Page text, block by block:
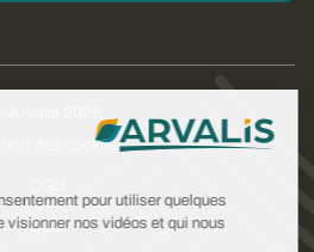
pour utiliser quelques
visionner nos vidéos et qui nous
des cookies
CGV